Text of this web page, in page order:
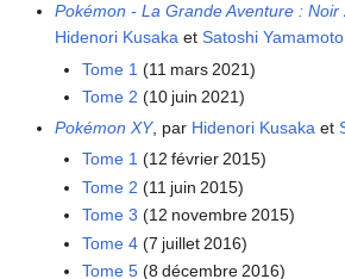
Pokémon - La Grande Aventure : Noir
Hidenori Kusaka etSatoshi Yamamoto
Tome 1 (11 mars 2021)
Tome 2 (10 juin 2021)
Pokémon XY, par Hidenori Kusaka et
Tome 1 (12 février 2015)
Tome 2 (11 juin 2015)
Tome 3 (12 novembre 2015)
Tome 4(7 juillet 2016)
Tome 5(8 décembre 2016)